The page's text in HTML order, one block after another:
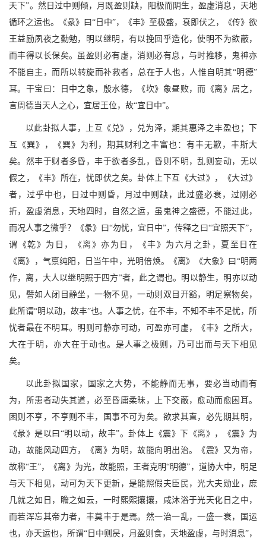
天下”。然日过中则倾，月既盈则缺，阳极而阴生，盈虚消息，天地
循环之运也。《彖》曰“日中”，《丰》至极盛，衰即伏之，《传》欲
王益励夙夜之勤勉，明以继明，有以挽回乎造化，使明不为欲蔽，
而丰得以长保矣。虽盈则必有虚，消则必有息，与时推移，鬼神亦
不能自主，而所以转旋而补救者，总在于人也，人惟自明其“明德”
耳。干宝曰：日中之象，殷水德，《坎》象昼败，而《离》居之，
言周德当天人之心，宜居王位，故“宜日中”。
以此卦拟人事，上互《兑》，兑为泽，期其惠泽之丰盈也；下
互《巽》，《巽》为利，期其财利之丰富也：有丰无歉，丰斯大
矣。然丰于财者多昏，丰于欲者多乱，昏则不明，乱则妄动，无以
假之，《丰》所在，忧即伏之矣。卦体上下互《大过》，《大过》
者，过乎中也，日过中则昏，月过中则缺，此过盛必衰，过刚必
折，盈虚消息，天地四时，自然之运，虽鬼神之盛德，不能过此，
而况人事之微乎？《彖》曰“勿忧，宜日中”，传释之曰“宜照天下”，
谓《乾》为日，《离》亦为日，《丰》为六月之卦，夏至日在
《离》，气禀纯阳，日当午中，光明倍焕。《离》《大象》曰“明两
作，离，大人以继明照于四方”者，此之谓也。明以静生，明亦以动
见，譬如人闭目静坐，一物不见，一动则双目开豁，明足察物矣，
此所谓“明以动，故丰”也。人事之忧，在不丰，不知不丰不足忧，所
忧者最在不明耳。明则可静亦可动，可盈亦可虚，《丰》之所大，
大在于明，亦大在于动也。是人事之极则，乃可出而与天下相见
矣。
以此卦拟国家，国家之大势，不能静而无事，要必当动而有
为，所患者动失其道，必至昏庸柔昧，上下交蔽，愈动而愈困耳。
困则不亨，不亨则不丰，国事不可为矣。欲求其直，必先期其明，
《彖》是以曰“明以动，故丰”。卦体上《震》下《离》，《震》为
动，故能风动四方，《离》为明，故能向明出治。《震》又为帝，
故称“王”，《离》为光，故能照，王者克明“明德”，道协大中，明足
与天下相见，动可为天下更新，是能照假夫臣民，光大夫勋业，庶
几就之如日，瞻之如云，一时熙熙攘攘，咸沐浴于光天化日之中，
而若浑忘其帝力者，丰莫丰于是焉。然一治一乱，一盛一衰，国运
也，亦天运也，所谓“日中则昃，月盈则食，天地盈虚，与时消息”，